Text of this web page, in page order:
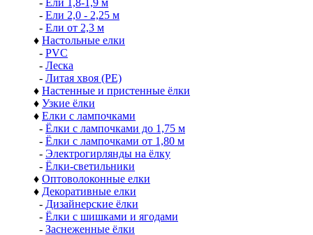
- Ели 1,8-1,9 м
- Ели 2,0 - 2,25 м
- Ели от 2,3 м
♦ Настольные елки
- PVC
- Леска
- Литая хвоя (РЕ)
♦ Настенные и пристенные ёлки
♦ Узкие ёлки
♦ Елки с лампочками
- Ёлки с лампочками до 1,75 м
- Ёлки с лампочками от 1,80 м
- Электрогирлянды на ёлку
- Ёлки-светильники
♦ Оптоволоконные елки
♦ Декоративные елки
- Дизайнерские ёлки
- Ёлки с шишками и ягодами
- Заснеженные ёлки